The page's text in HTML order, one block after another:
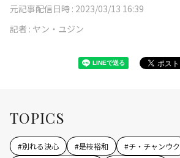
元記事配信日時 : 2023/03/13 16:39
記者 : ヤン・ユジン
TOPICS
#別れる決心 #是枝裕和 #チ・チャンウク